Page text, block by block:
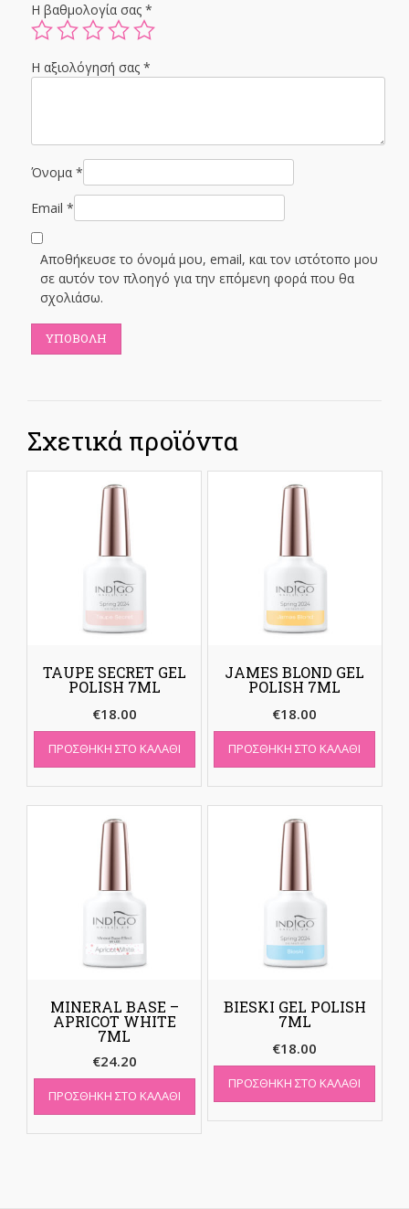
Η βαθμολογία σας *
Η αξιολόγησή σας *
Όνομα *
Email *
Αποθήκευσε το όνομά μου, email, και τον ιστότοπο μου
σε αυτόν τον πλοηγό για την επόμενη φορά που θα
σχολιάσω.
Σχετικά προϊόντα
TAUPE SECRET GEL
POLISH 7ML
€18.00
ΠΡΟΣΘΉΚΗ ΣΤΟ ΚΑΛΆΘΙ
JAMES BLOND GEL
POLISH 7ML
€18.00
ΠΡΟΣΘΉΚΗ ΣΤΟ ΚΑΛΆΘΙ
MINERAL BASE –
APRICOT WHITE
7ML
€24.20
ΠΡΟΣΘΉΚΗ ΣΤΟ ΚΑΛΆΘΙ
BIESKI GEL POLISH
7ML
€18.00
ΠΡΟΣΘΉΚΗ ΣΤΟ ΚΑΛΆΘΙ